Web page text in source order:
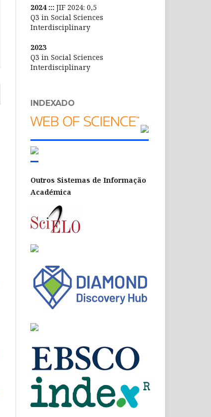
2024 ::: JIF 2024: 0,5
Q3 in Social Sciences
Interdisciplinary
2023
Q3 in Social Sciences
Interdisciplinary
INDEXADO
Outros Sistemas de Informação
Académica